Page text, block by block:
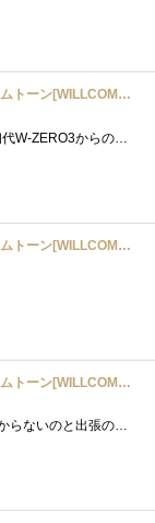
W-Value] WS020SH1M
発売決定時に予約しました。初代W-ZERO3からの機種変だったので「軽くなったなぁ～」というのが一番の感想です。ぼぼネットへのアクセス専用な�...
W-Value] WS020SH1M
W-Value] WS020SH1M
母がWillcomなので通話料のかからないのと出張のときの通信手段として持っているWillcom